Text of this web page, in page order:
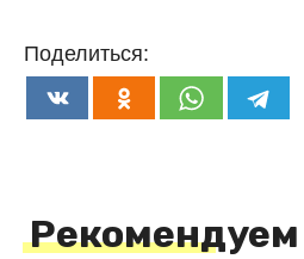
Поделиться:
Рекомендуем